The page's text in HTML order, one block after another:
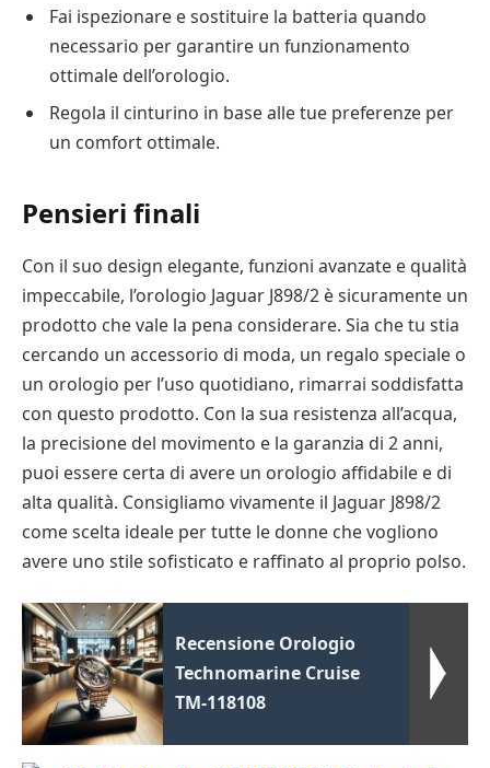
Fai ispezionare e sostituire la batteria quando
necessario per garantire un funzionamento
ottimale dell’orologio.
Regola il cinturino in base alle tue preferenze per
un comfort ottimale.
Pensieri finali
Con il suo design elegante, funzioni avanzate e qualità
impeccabile, l’orologio Jaguar J898/2 è sicuramente un
prodotto che vale la pena considerare. Sia che tu stia
cercando un accessorio di moda, un regalo speciale o
un orologio per l’uso quotidiano, rimarrai soddisfatta
con questo prodotto. Con la sua resistenza all’acqua,
la precisione del movimento e la garanzia di 2 anni,
puoi essere certa di avere un orologio affidabile e di
alta qualità. Consigliamo vivamente il Jaguar J898/2
come scelta ideale per tutte le donne che vogliono
avere uno stile sofisticato e raffinato al proprio polso.
Recensione Orologio
Technomarine Cruise
TM-118108